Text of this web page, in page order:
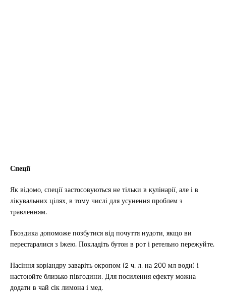
Спеції
Як відомо, спеції застосовуються не тільки в кулінарії, але і в
лікувальних цілях, в тому числі для усунення проблем з
травленням.
Гвоздика допоможе позбутися від почуття нудоти, якщо ви
перестаралися з їжею. Покладіть бутон в рот і ретельно пережуйте.
Насіння коріандру заваріть окропом (2 ч. л. на 200 мл води) і
настоюйте близько півгодини. Для посилення ефекту можна
додати в чай ​​сік лимона і мед.